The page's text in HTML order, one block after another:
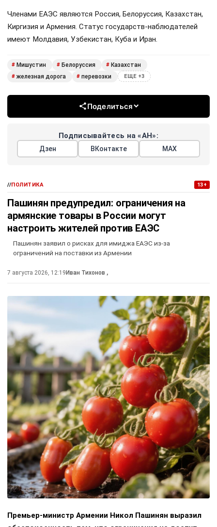
Членами ЕАЭС являются Россия, Белоруссия, Казахстан,
Киргизия и Армения. Статус государств-наблюдателей
имеют Молдавия, Узбекистан, Куба и Иран.
# Мишустин # Белоруссия # Казахстан
# железная дорога # перевозки ЕЩЕ +3
Поделиться
Подписывайтесь на «АН»:
Дзен ВКонтакте МАХ
//ПОЛИТИКА 13+
Пашинян предупредил: ограничения на
армянские товары в России могут
настроить жителей против ЕАЭС
Пашинян заявил о рисках для имиджа ЕАЭС из-за
ограничений на поставки из Армении
7 августа 2026, 12:19Иван Тихонов ,
Премьер-министр Армении Никол Пашинян выразил